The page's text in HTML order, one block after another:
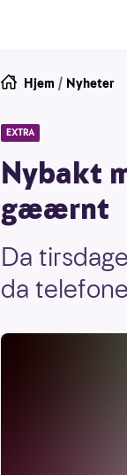
Hjem / Nyheter
EXTRA
Nybakt
gæærnt
Da
da